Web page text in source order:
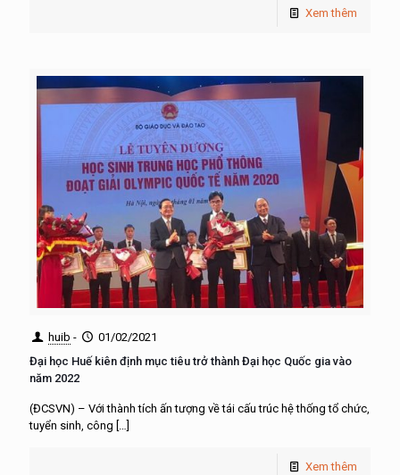
Xem thêm
huib -
01/02/2021
Đại học Huế kiên định mục tiêu trở thành Đại học Quốc gia vào
năm 2022
(ĐCSVN) – Với thành tích ấn tượng về tái cấu trúc hệ thống tổ chức,
tuyển sinh, công […]
Xem thêm